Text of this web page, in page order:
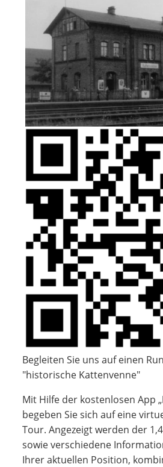
Begleiten Sie uns auf einen
"historische Kattenvenne"
Mit Hilfe der kostenlosen App
begeben Sie sich auf eine
Tour. Angezeigt werden der
sowie verschiedene
Ihrer aktuellen Position,